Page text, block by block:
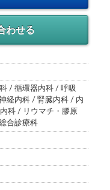
わせる
/ 循環器内科 / 呼吸
経内科 / 腎臓内科 / 内
科 / リウマチ・膠原
合診療科